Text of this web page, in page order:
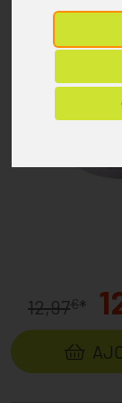
12,97€*